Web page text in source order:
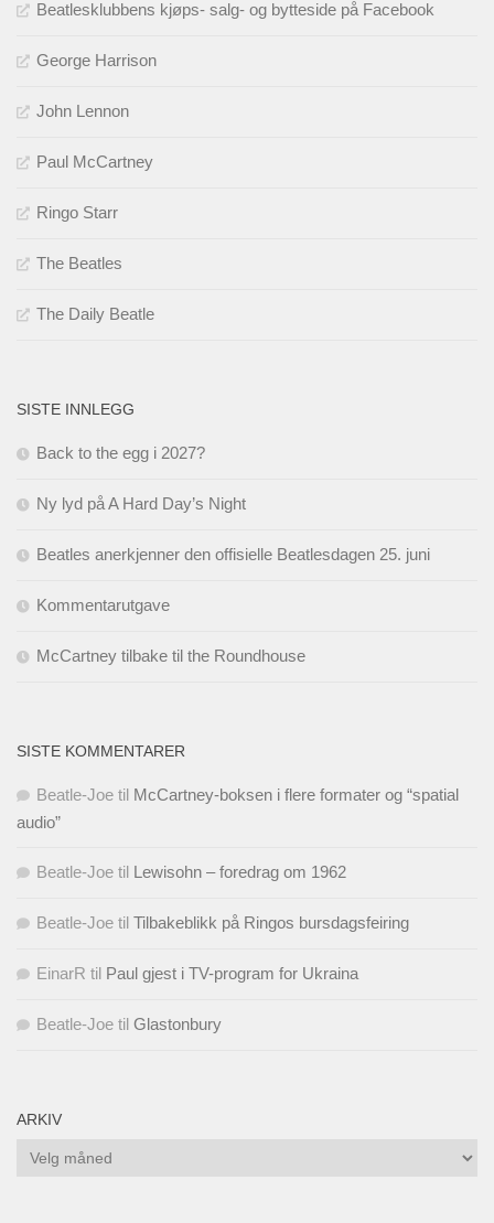
Beatlesklubbens kjøps- salg- og bytteside på Facebook
George Harrison
John Lennon
Paul McCartney
Ringo Starr
The Beatles
The Daily Beatle
SISTE INNLEGG
Back to the egg i 2027?
Ny lyd på A Hard Day’s Night
Beatles anerkjenner den offisielle Beatlesdagen 25. juni
Kommentarutgave
McCartney tilbake til the Roundhouse
SISTE KOMMENTARER
Beatle-Joe til McCartney-boksen i flere formater og “spatial
audio”
Beatle-Joe til Lewisohn – foredrag om 1962
Beatle-Joe til Tilbakeblikk på Ringos bursdagsfeiring
EinarR til Paul gjest i TV-program for Ukraina
Beatle-Joe til Glastonbury
ARKIV
Arkiv